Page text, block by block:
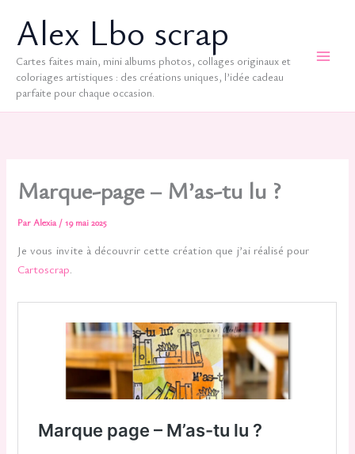
contenuAlex Lbo scrap
Cartes faites main, mini albums photos, collages originaux et
coloriages artistiques : des créations uniques, l’idée cadeau
parfaite pour chaque occasion.
Marque-page – M’as-tu lu ?
ParAlexia /19 mai 2025
Je vous invite à découvrir cette création que j’ai réalisé pour
Cartoscrap.